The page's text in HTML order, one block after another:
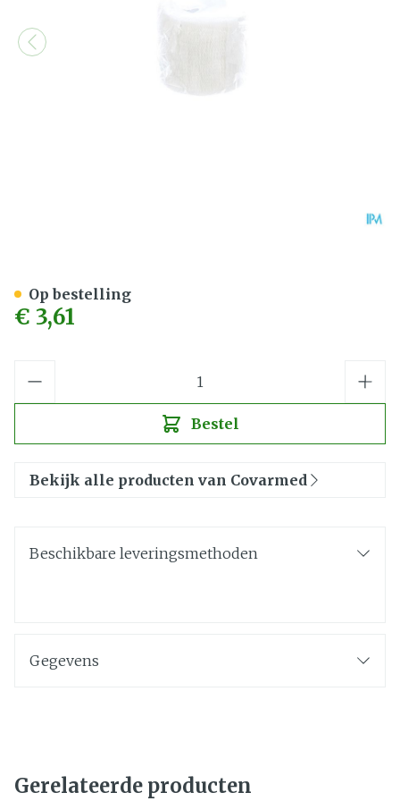
€ 3,61
Bestel
Op bestelling
Bekijk alle producten van Covarmed
Beschikbare leveringsmethoden
Gegevens
Gerelateerde producten